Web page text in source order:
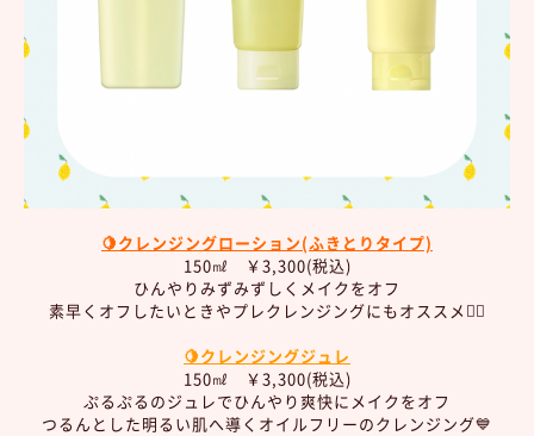
🍋クレンジングローション(ふきとりタイプ)
150㎖ ￥3,300(税込)
ひんやりみずみずしくメイクをオフ
素早くオフしたいときやプレクレンジングにもオススメ👍🏻
🍋クレンジングジュレ
150㎖ ￥3,300(税込)
ぷるぷるのジュレでひんやり爽快にメイクをオフ
つるんとした明るい肌へ導くオイルフリーのクレンジング💙